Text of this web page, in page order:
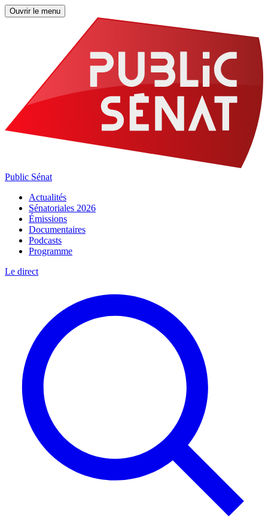
Ouvrir le menu
Public Sénat
Actualités
Sénatoriales 2026
Émissions
Documentaires
Podcasts
Programme
Le direct